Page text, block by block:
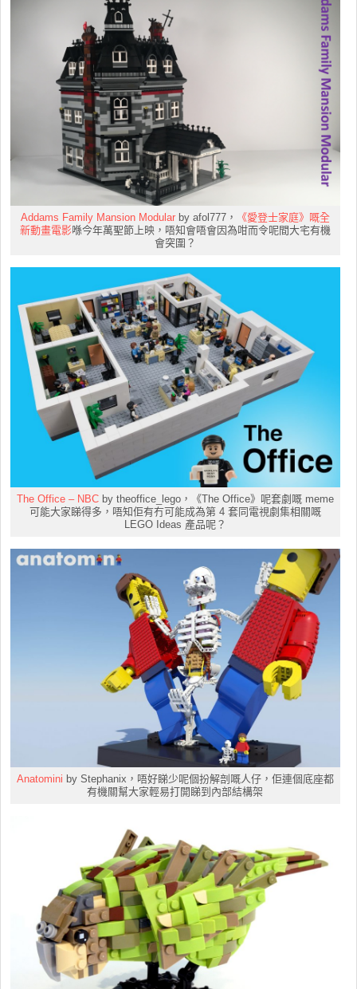
Addams Family Mansion Modularby afol777，
《愛登士家庭》嘅全
新動畫電影喺今年萬聖節上映，唔知會唔會因為咁而令呢間大宅有機
會突圍？
The Office – NBCby theoffice_lego，《The Office》呢套劇嘅 meme
可能大家睇得多，唔知佢有冇可能成為第 4 套同電視劇集相關嘅
LEGO Ideas 產品呢？
Anatomini by Stephanix，唔好睇少呢個扮解剖嘅人仔，佢連個底座都
有機關幫大家輕易打開睇到內部結構架